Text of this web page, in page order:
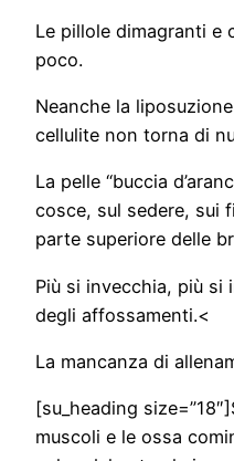
Le pillole dimagranti e
poco.
Neanche la
cellulite non torna di
La pelle “buccia
cosce, sul sedere, sui
parte superiore delle
Più si invecchia, più si
degli affossamenti.<
La mancanza di
[su_heading
muscoli e le ossa